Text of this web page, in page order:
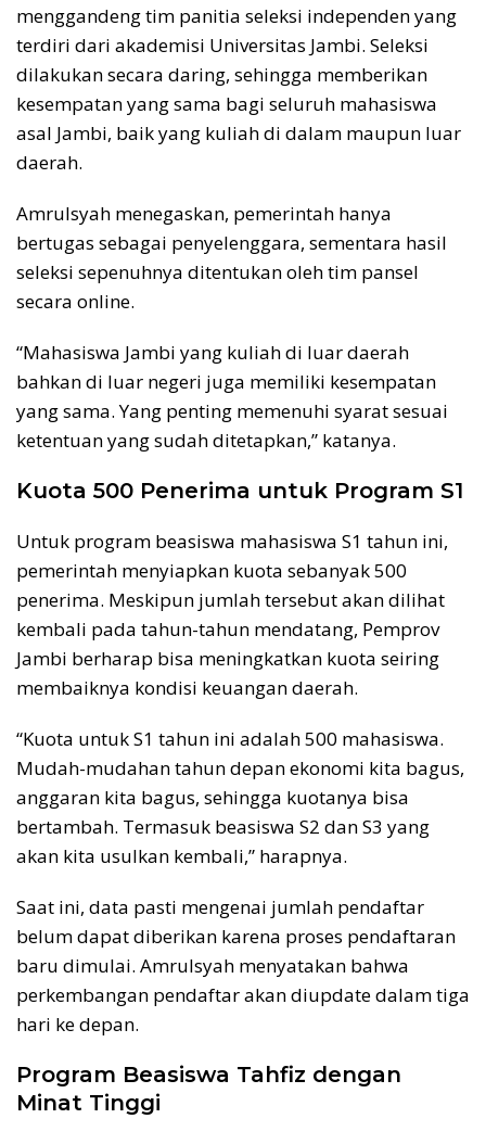
menggandeng tim panitia seleksi independen yang
terdiri dari akademisi Universitas Jambi. Seleksi
dilakukan secara daring, sehingga memberikan
kesempatan yang sama bagi seluruh mahasiswa
asal Jambi, baik yang kuliah di dalam maupun luar
daerah.
Amrulsyah menegaskan, pemerintah hanya
bertugas sebagai penyelenggara, sementara hasil
seleksi sepenuhnya ditentukan oleh tim pansel
secara online.
“Mahasiswa Jambi yang kuliah di luar daerah
bahkan di luar negeri juga memiliki kesempatan
yang sama. Yang penting memenuhi syarat sesuai
ketentuan yang sudah ditetapkan,” katanya.
Kuota 500 Penerima untuk Program S1
Untuk program beasiswa mahasiswa S1 tahun ini,
pemerintah menyiapkan kuota sebanyak 500
penerima. Meskipun jumlah tersebut akan dilihat
kembali pada tahun-tahun mendatang, Pemprov
Jambi berharap bisa meningkatkan kuota seiring
membaiknya kondisi keuangan daerah.
“Kuota untuk S1 tahun ini adalah 500 mahasiswa.
Mudah-mudahan tahun depan ekonomi kita bagus,
anggaran kita bagus, sehingga kuotanya bisa
bertambah. Termasuk beasiswa S2 dan S3 yang
akan kita usulkan kembali,” harapnya.
Saat ini, data pasti mengenai jumlah pendaftar
belum dapat diberikan karena proses pendaftaran
baru dimulai. Amrulsyah menyatakan bahwa
perkembangan pendaftar akan diupdate dalam tiga
hari ke depan.
Program Beasiswa Tahfiz dengan
Minat Tinggi